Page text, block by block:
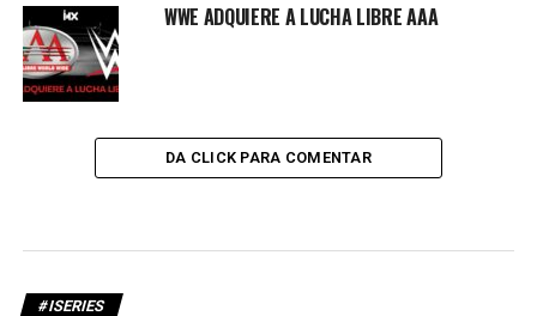
WWE ADQUIERE A LUCHA LIBRE AAA
DA CLICK PARA COMENTAR
#ISERIES